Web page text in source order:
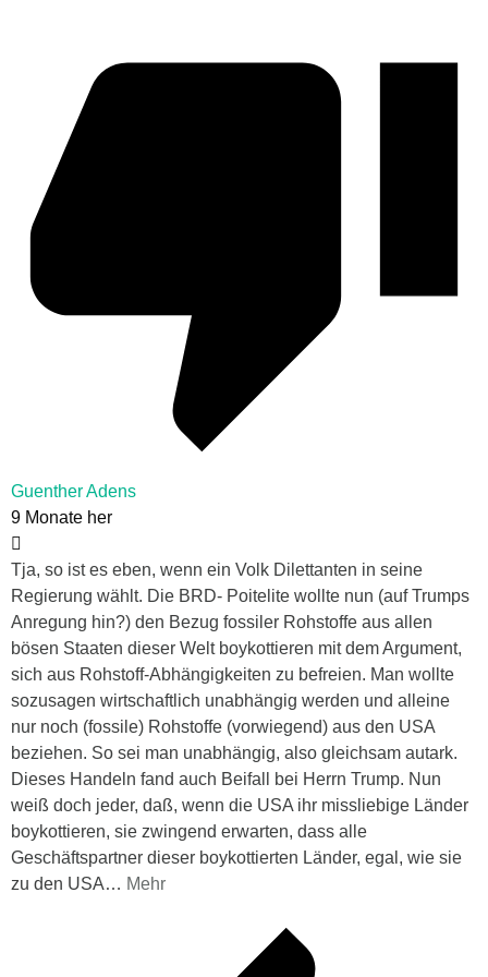
Guenther Adens
9 Monate her
Tja, so ist es eben, wenn ein Volk Dilettanten in seine
Regierung wählt. Die BRD- Poitelite wollte nun (auf Trumps
Anregung hin?) den Bezug fossiler Rohstoffe aus allen
bösen Staaten dieser Welt boykottieren mit dem Argument,
sich aus Rohstoff-Abhängigkeiten zu befreien. Man wollte
sozusagen wirtschaftlich unabhängig werden und alleine
nur noch (fossile) Rohstoffe (vorwiegend) aus den USA
beziehen. So sei man unabhängig, also gleichsam autark.
Dieses Handeln fand auch Beifall bei Herrn Trump. Nun
weiß doch jeder, daß, wenn die USA ihr missliebige Länder
boykottieren, sie zwingend erwarten, dass alle
Geschäftspartner dieser boykottierten Länder, egal, wie sie
zu den USA… Mehr